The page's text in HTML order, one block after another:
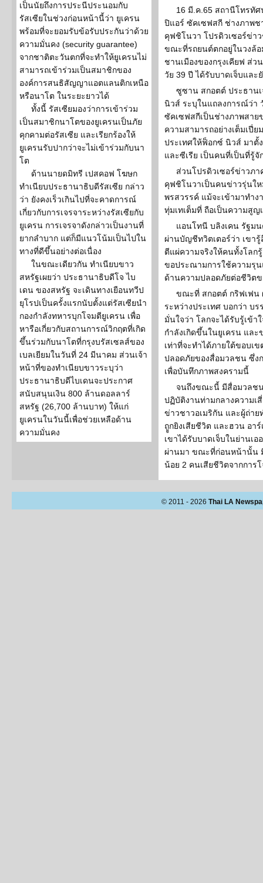
เป็นนัยถึงการประนีประนอมกับ
รัสเซียในช่วงก่อนหน้านี้ว่า ยูเครน
พร้อมที่จะยอมรับข้อรับประกันว่าด้วย
ความมั่นคง (security guarantee)
จากชาติตะวันตกที่จะทำให้ยูเครนไม่
สามารถเข้าร่วมเป็นสมาชิกของ
องค์การสนธิสัญญาแอตแลนติกเหนือ
หรือนาโต ในระยะยาวได้
ทั้งนี้ รัสเซียมองว่าการเข้าร่วม
เป็นสมาชิกนาโตของยูเครนเป็นภัย
คุกคามต่อรัสเซีย และเรียกร้องให้
ยูเครนรับปากว่าจะไม่เข้าร่วมกับนา
โต
ด้านนายดมิทรี เปสคอฟ โฆษก
ทำเนียบประธานาธิบดีรัสเซีย กล่าว
ว่า ยังคงเร็วเกินไปที่จะคาดการณ์
เกี่ยวกับการเจรจาระหว่างรัสเซียกับ
ยูเครน การเจรจาดังกล่าวเป็นงานที่
ยากลำบาก แต่ก็มีแนวโน้มเป็นไปใน
ทางที่ดีขึ้นอย่างต่อเนื่อง
ในขณะเดียวกัน ทำเนียบขาว
สหรัฐเผยว่า ประธานาธิบดีโจ ไบ
เดน ของสหรัฐ จะเดินทางเยือนทวีป
ยุโรปเป็นครั้งแรกนับตั้งแต่รัสเซียนำ
กองกำลังทหารบุกโจมตียูเครน เพื่อ
หารือเกี่ยวกับสถานการณ์วิกฤตที่เกิด
ขึ้นร่วมกับนาโตที่กรุงบรัสเซลส์ของ
เบลเยียมในวันที่ 24 มีนาคม ส่วนเจ้า
หน้าที่ของทำเนียบขาวระบุว่า
ประธานาธิบดีไบเดนจะประกาศ
สนับสนุนเงิน 800 ล้านดอลลาร์
สหรัฐ (26,700 ล้านบาท) ให้แก่
ยูเครนในวันนี้เพื่อช่วยเหลือด้าน
ความมั่นคง
16 มี.ค.65 สถานีโทรทั
ปิแอร์ ซัคเซฟสกี ช่างภาพช
คุฟชิโนวา โปรดิวเซอร์ข่า
ขณะที่รถยนต์ตกอยู่ในวงล้อ
ชานเมืองของกรุงเคียฟ ส่
วัย 39 ปี ได้รับบาดเจ็บและ
ซูซาน สกอตต์ ประธาน
นิวส์ ระบุในแถลงการณ์ว่า
ซัคเซฟสกีเป็นช่างภาพสาย
ความสามารถอย่างเต็มเปี่
ประเทศให้ฟ็อกซ์ นิวส์ มาตั้
และซีเรีย เป็นคนที่เป็นที่รู้
ส่วนโปรดิวเซอร์ข่าวภ
คุฟชิโนวาเป็นคนข่าวรุ่นใ
พรสวรรค์ แม้จะเข้ามาทำง
ทุ่มเทเต็มที่ ถือเป็นความสูญ
แอนโทนี บลิงเคน รัฐม
ผ่านบัญชีทวิตเตอร์ว่า เขา
ตีแผ่ความจริงให้คนทั้งโลก
ขอประณามการใช้ความรุน
ด้านความปลอดภัยต่อชีวิต
ขณะที่ สกอตต์ กริฟเฟน
ระหว่างประเทศ บอกว่า บ
มั่นใจว่า โลกจะได้รับรู้เข้า
กำลังเกิดขึ้นในยูเครน และ
เท่าที่จะทำได้ภายใต้ขอบเ
ปลอดภัยของสื่อมวลชน ซึ่ง
เพื่อบันทึกภาพสงครามนี้
จนถึงขณะนี้ มีสื่อมวลชน
ปฏิบัติงานท่ามกลางความเ
ข่าวชาวอเมริกัน และผู้ถ่า
ถููกยิงเสียชีวิต และฮวน อา
เขาได้รับบาดเจ็บในย่านเ
ผ่านมา ขณะที่ก่อนหน้านั้น
น้อย 2 คนเสียชีวิตจากการ
© 2011 - 2026 Thai LA